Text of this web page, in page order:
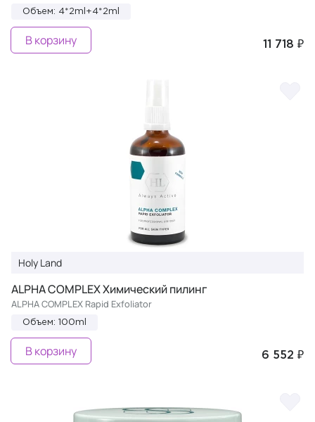
Объем: 4*2ml+4*2ml
11 718 ₽
В корзину
Holy Land
ALPHA COMPLEX Химический пилинг
ALPHA COMPLEX Rapid Exfoliator
Объем: 100ml
6 552 ₽
В корзину